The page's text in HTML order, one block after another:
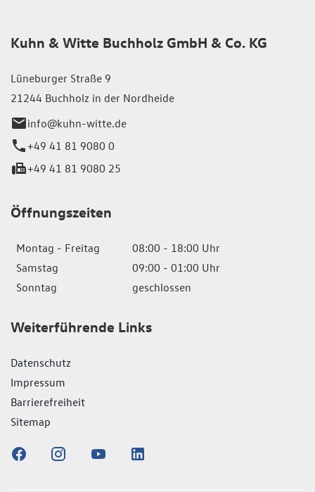
Kuhn & Witte Buchholz GmbH & Co. KG
Lüneburger Straße 9
21244 Buchholz in der Nordheide
info@kuhn-witte.de
+49 41 81 9080 0
+49 41 81 9080 25
Öffnungszeiten
Montag - Freitag
08:00 - 18:00 Uhr
Samstag
09:00 - 01:00 Uhr
Sonntag
geschlossen
Weiterführende Links
Datenschutz
Impressum
Barrierefreiheit
Sitemap